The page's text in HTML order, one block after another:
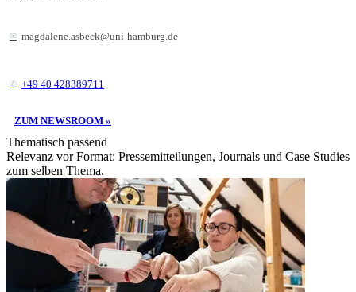
magdalene.asbeck@uni-hamburg.de
+49 40 428389711
ZUM NEWSROOM »
Thematisch passend
Relevanz vor Format: Pressemitteilungen, Journals und Case Studies
zum selben Thema.